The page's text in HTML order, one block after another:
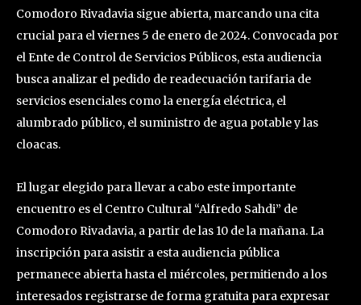
Comodoro Rivadavia sigue abierta, marcando una cita
crucial para el viernes 5 de enero de 2024. Convocada por
el Ente de Control de Servicios Públicos, esta audiencia
busca analizar el pedido de readecuación tarifaria de
servicios esenciales como la energía eléctrica, el
alumbrado público, el suministro de agua potable y las
cloacas.
El lugar elegido para llevar a cabo este importante
encuentro es el Centro Cultural “Alfredo Sahdi” de
Comodoro Rivadavia, a partir de las 10 de la mañana. La
inscripción para asistir a esta audiencia pública
permanece abierta hasta el miércoles, permitiendo a los
interesados registrarse de forma gratuita para expresar